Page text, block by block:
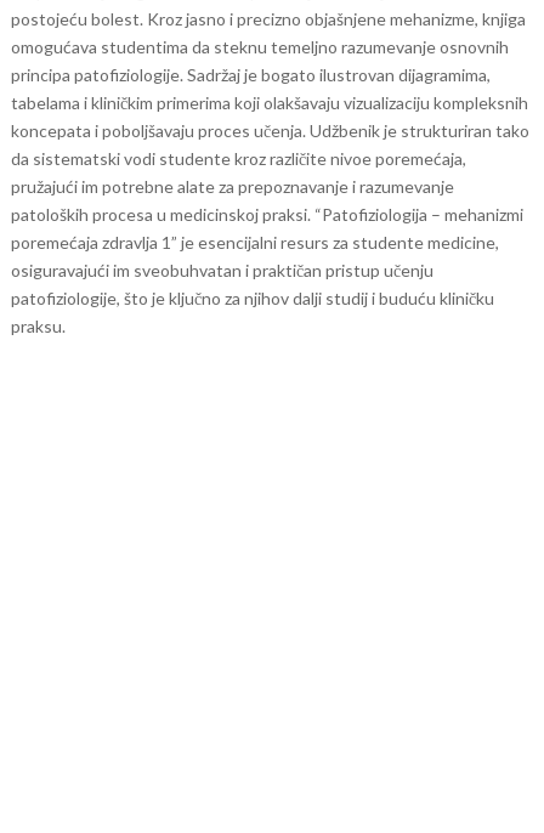
postojeću bolest. Kroz jasno i precizno objašnjene mehanizme, knjiga
omogućava studentima da steknu temeljno razumevanje osnovnih
principa patofiziologije. Sadržaj je bogato ilustrovan dijagramima,
tabelama i kliničkim primerima koji olakšavaju vizualizaciju kompleksnih
koncepata i poboljšavaju proces učenja. Udžbenik je strukturiran tako
da sistematski vodi studente kroz različite nivoe poremećaja,
pružajući im potrebne alate za prepoznavanje i razumevanje
patoloških procesa u medicinskoj praksi. “Patofiziologija – mehanizmi
poremećaja zdravlja 1” je esencijalni resurs za studente medicine,
osiguravajući im sveobuhvatan i praktičan pristup učenju
patofiziologije, što je ključno za njihov dalji studij i buduću kliničku
praksu.